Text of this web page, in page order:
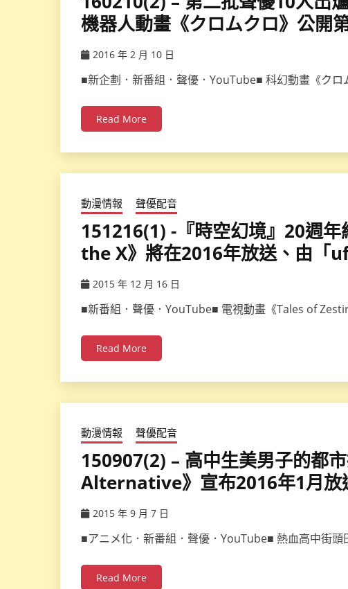
機器人動畫《クロムクロ》公開
2016 年 2 月 10 日
■新企劃．新番組．聲優．YouTube■ 科幻動畫《ク
Read More
動漫情報 聲優配音
151216(1) -『時空幻境』20週
the X》將在2016年放送、由「
2015 年 12 月 16 日
■新番組．聲優．YouTube■ 電視動畫《Tales of
Read More
動漫情報 聲優配音
150907(2) – 高中生美男子的都
Alternative》宣布2016年1月放
2015 年 9 月 7 日
■アニメ化．新番組．聲優．YouTube■ 熱血高中街
Read More